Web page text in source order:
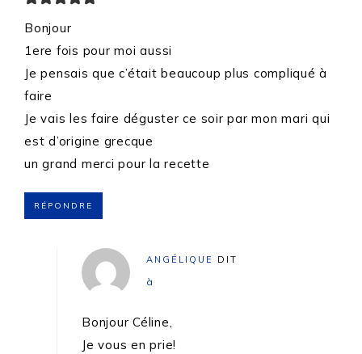
Bonjour
1ere fois pour moi aussi
Je pensais que c’était beaucoup plus compliqué à
faire
Je vais les faire déguster ce soir par mon mari qui
est d’origine grecque
un grand merci pour la recette
RÉPONDRE
ANGÉLIQUE DIT
à
Bonjour Céline,
Je vous en prie!